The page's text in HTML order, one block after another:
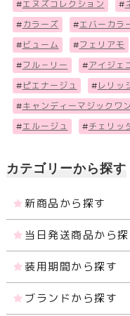
#エヌズコレクション #
# カラーズ #エバーカラ
# ビューム #フェリアモ
#フル－リー #アイジェ
# ピエナージュ # レリッ
#キャンディーマジックワ
#エルージュ #チェリッ
カテゴリーから探す
新商品から探す
当日発送商品から
装用期間から探す
ブランドから探す